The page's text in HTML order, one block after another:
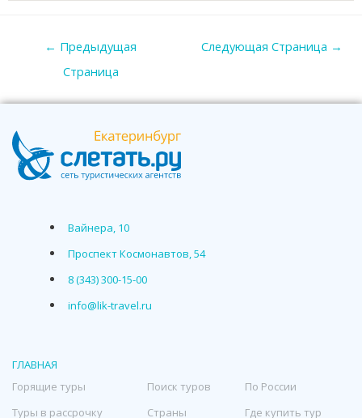
← Предыдущая
Страница
Следующая Страница →
Вайнера, 10
Проспект Космонавтов, 54
8 (343) 300-15-00
info@lik-travel.ru
ГЛАВНАЯ
Горящие туры
Поиск туров
По России
Туры в рассрочку
Страны Где купить тур